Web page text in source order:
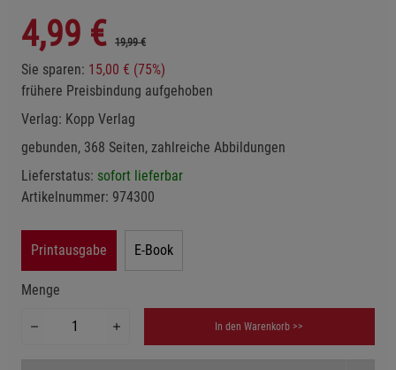
4,99 € 19,99 €
Sie sparen: 15,00 € (75%)
frühere Preisbindung aufgehoben
Verlag: Kopp Verlag
gebunden, 368 Seiten, zahlreiche Abbildungen
Lieferstatus: sofort lieferbar
Artikelnummer: 974300
Printausgabe E-Book
Menge
In den Warenkorb >>